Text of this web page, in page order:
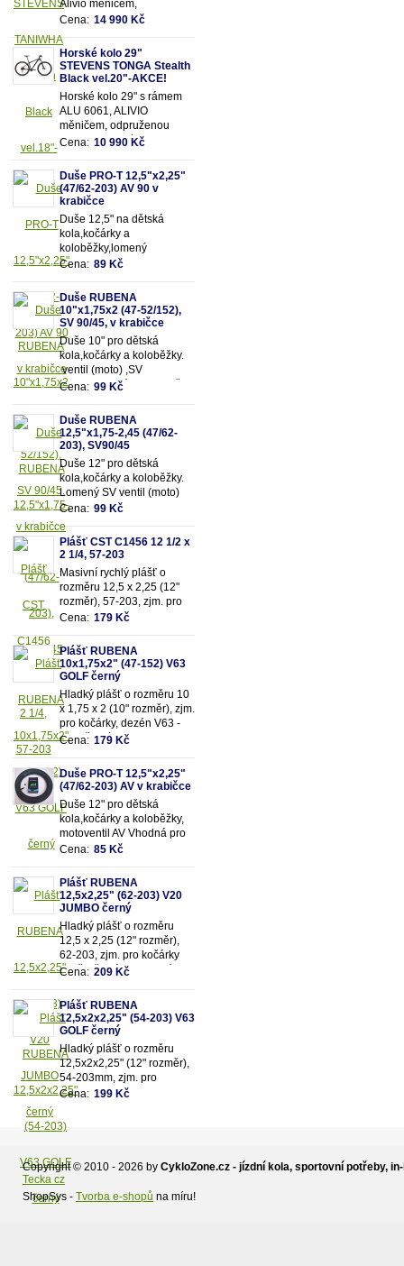
Alivio měničem,
odpruženou olejovou vidlicí
SUNTOUR se zamykáním
a 18 převody
Cena: 14 990 Kč
Horské kolo 29"
STEVENS TONGA Stealth
Black vel.20"-AKCE!
Horské kolo 29" s rámem
ALU 6061, ALIVIO
měničem, odpruženou
olejovou vidlicí SUNTOUR
převody
Cena: 10 990 Kč
Duše PRO-T 12,5"x2,25"
(47/62-203) AV 90 v
krabičce
Duše 12,5" na dětská
kola,kočárky a
koloběžky,lomený
motoventil AV90 - pro
Vhodná pro rozměry pláště
12,5"x2,25" (resp.47/62-
203mm)
Cena: 89 Kč
Duše RUBENA
10"x1,75x2 (47-52/152),
SV 90/45, v krabičce
Duše 10" pro dětská
kola,kočárky a koloběžky.
ventil (moto) ,SV
90/90.Vhodná pro rozměry
52/152mm)
Cena: 99 Kč
Duše RUBENA
12,5"x1,75-2,45 (47/62-
203), SV90/45
Duše 12" pro dětská
kola,kočárky a koloběžky.
Lomený SV ventil (moto)
90/45. Vhodná pro rozměry
2,45 (resp. 47/62-203mm)
Cena: 99 Kč
Plášť CST C1456 12 1/2 x
2 1/4, 57-203
Masivní rychlý plášť o
rozměru 12,5 x 2,25 (12"
rozměr), 57-203, zjm. pro
kočárky popř. dětská kola
Cena: 179 Kč
Plášť RUBENA
10x1,75x2" (47-152) V63
GOLF černý
Hladký plášť o rozměru 10
x 1,75 x 2 (10" rozměr), zjm.
pro kočárky, dezén V63 -
Golf, černý.
Cena: 179 Kč
Duše PRO-T 12,5"x2,25"
(47/62-203) AV v krabičce
Duše 12" pro dětská
kola,kočárky a koloběžky,
motoventil AV Vhodná pro
rozměry pláště 12,5"x2,25"
Cena: 85 Kč
Plášť RUBENA
12,5x2,25" (62-203) V20
JUMBO černý
Hladký plášť o rozměru
12,5 x 2,25 (12" rozměr),
62-203, zjm. pro kočárky
popř. dětská kola, dezén
Cena: 209 Kč
Plášť RUBENA
12,5x2x2,25" (54-203) V63
GOLF černý
Hladký plášť o rozměru
12,5x2x2,25" (12" rozměr),
54-203mm, zjm. pro
kočárky popř. dětská kola,
černý.Vhodné na kočárek
JANE,zadní kola.
Cena: 199 Kč
Copyright © 2010 - 2026 by CykloZone.cz - jízdní kola, sportovní potřeby,
Tecka cz
ShopSys - Tvorba e-shopů na míru!